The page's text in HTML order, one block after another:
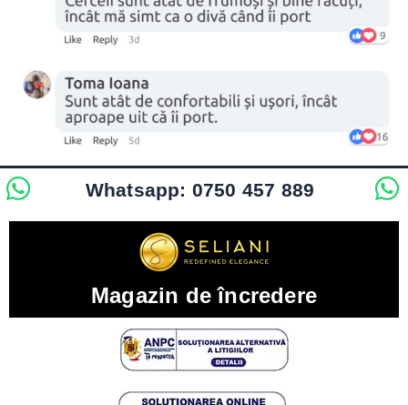
Whatsapp: 0750 457 889
Magazin de încredere